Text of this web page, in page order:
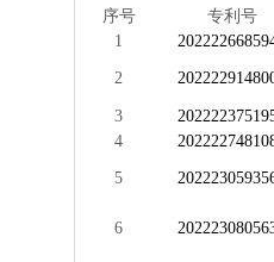
序号
专利号
1
2
3
4
5
6